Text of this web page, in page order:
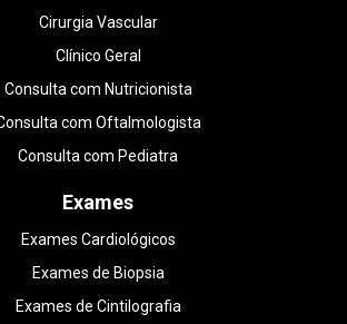
Cirurgia Vascular
Clínico Geral
Consulta com Nutricionista
com Oftalmologista
Consulta com Pediatra
Exames
Exames Cardiológicos
Exames de Biopsia
Exames de Cintilografia